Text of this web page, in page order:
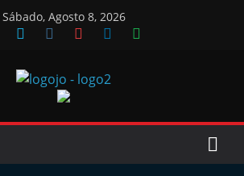
Sábado, Agosto 8, 2026
Jornal